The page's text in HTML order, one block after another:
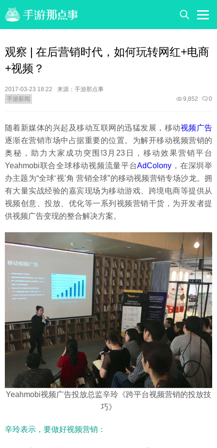
观察 | 在后营销时代，如何玩转网红+电商
+视频？
2017-03-23 18:22
来源：手游那点事
手游新闻
0
9,852
随着新媒体的兴起及移动互联网的迅猛发展，移动视频广告
逐渐在营销市场中占据重要的位置。为解开移动视频营销的
奥秘，助力大家成功突围!3月23日，移动效果营销平台
Yeahmobi联合全球移动视频流量平台AdColony ，在深圳举
办主题为“全球‘视’角 营销全球”的移动视频营销专场沙龙。拥
有大量实战经验的嘉宾现场为移动游戏、跨境电商等提供从
视频创意、投放、优化等一系列视频营销干货，为开发者提
供视频广告变现的整合解决方案。
Yeahmobi视频广告投放总监辛玲《跨平台视频营销的投放技
巧》
辛玲表示，要做好视频营销：